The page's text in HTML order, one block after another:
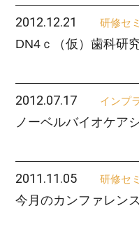
2012.12.21 研修セ
DN4ｃ（仮）歯科研
2012.07.17 インプ
ノーベルバイオケア
2011.11.05 研修セ
今月のカンファレン